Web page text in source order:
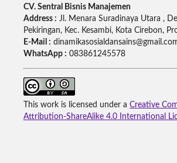
CV. Sentral Bisnis Manajemen
Address : Jl. Menara Suradinaya Utara ,
Pekiringan, Kec. Kesambi, Kota Cirebon,
E-Mail :
WhatsApp : 083861245578
This work is licensed under a Creative
Attribution-ShareAlike 4.0 International